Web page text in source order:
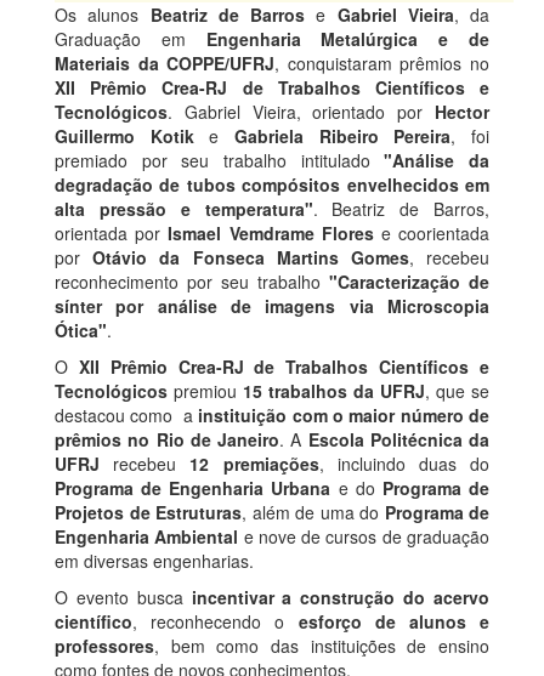
Os alunos Beatriz de Barrose Gabriel Vieira, da
Graduação em Engenharia Metalúrgica e de
Materiais da COPPE/UFRJ, conquistaram prêmios no
XII Prêmio Crea-RJ de Trabalhos Científicos e
Tecnológicos. Gabriel Vieira, orientado por Hector
Guillermo KotikeGabriela Ribeiro Pereira, foi
premiado por seu trabalho intitulado"Análise da
degradação de tubos compósitos envelhecidos em
alta pressão e temperatura". Beatriz de Barros,
orientada porIsmael Vemdrame Florese coorientada
porOtávio da Fonseca Martins Gomes, recebeu
reconhecimento por seu trabalho "Caracterização de
sínter por análise de imagens via Microscopia
Ótica".
O XII Prêmio Crea-RJ de Trabalhos Científicos e
Tecnológicos premiou 15 trabalhos da UFRJ, que se
destacou como a instituição com o maior número de
prêmios no Rio de Janeiro. A Escola Politécnica da
UFRJ recebeu 12 premiações, incluindo duas do
Programa de Engenharia Urbana e do Programa de
Projetos de Estruturas, além de uma do Programa de
Engenharia Ambiental e nove de cursos de graduação
em diversas engenharias.
O evento busca incentivar a construção do acervo
científico, reconhecendo o esforço de alunos e
professores, bem como das instituições de ensino
como fontes de novos conhecimentos.